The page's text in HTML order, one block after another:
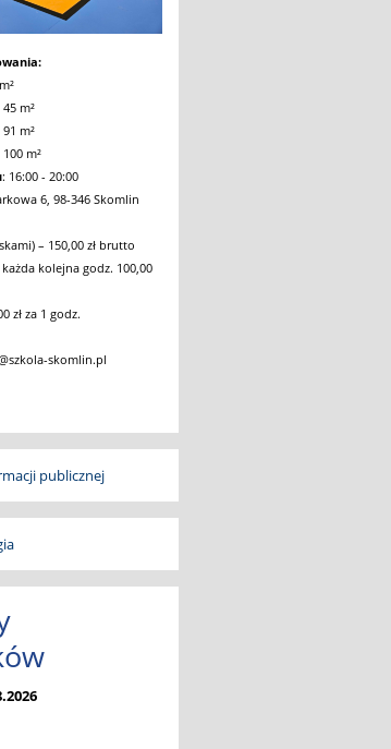
m²
m²
m²
: 16:00 - 20:00
6, 98-346 Skomlin
– 150,00 zł brutto
kolejna godz. 100,00
zł za 1 godz.
skomlin.pl